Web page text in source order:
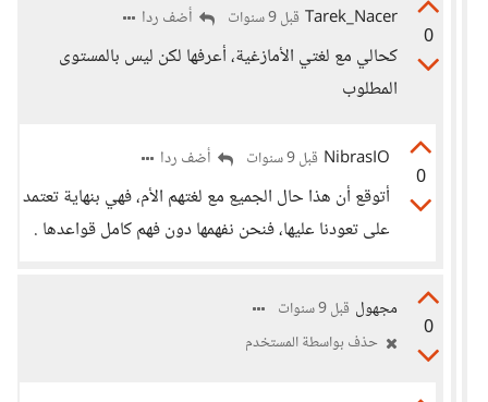
0
Tarek_Nacer قبل 9 سنوات أضف ردا
كحالي مع لغتي الأمازغية، أعرفها لكن ليس بالمستوى
المطلوب
0
NibrasIO قبل 9 سنوات أضف ردا
أتوقع أن هذا حال الجميع مع لغتهم الأم، فهي بنهاية تعتمد
على تعودنا عليها، فنحن نفهمها دون فهم كامل قواعدها .
0
مجهول قبل 9 سنوات
حذف بواسطة المستخدم